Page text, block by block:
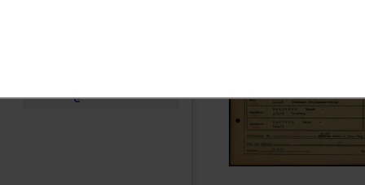
e